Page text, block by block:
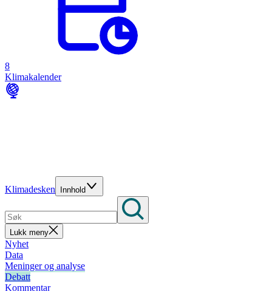
8
Klimakalender
Klimadesken Innhold
Lukk meny
Nyhet
Data
Meninger og analyse
Debatt
Kommentar